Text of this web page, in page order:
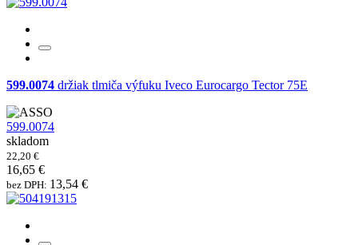
599.0074 držiak tlmiča výfuku Iveco Eurocargo Tector 75E
599.0074
skladom
22,20 €
16,65 €
bez DPH: 13,54 €